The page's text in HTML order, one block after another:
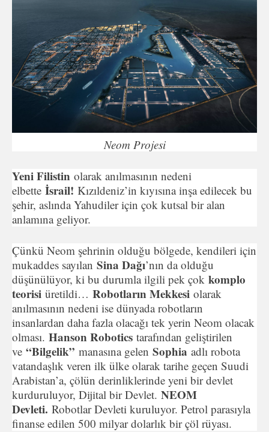
Neom Projesi
Yeni Filistin olarak anılmasının nedeni
elbette İsrail! Kızıldeniz’in kıyısına inşa edilecek bu
şehir, aslında Yahudiler için çok kutsal bir alan
anlamına geliyor.
Çünkü Neom şehrinin olduğu bölgede, kendileri için
mukaddes sayılan Sina Dağı’nın da olduğu
düşünülüyor, ki bu durumla ilgili pek çok komplo
teorisi üretildi… Robotların Mekkesi olarak
anılmasının nedeni ise dünyada robotların
insanlardan daha fazla olacağı tek yerin Neom olacak
olması. Hanson Robotics tarafından geliştirilen
ve “Bilgelik” manasına gelen Sophia adlı robota
vatandaşlık veren ilk ülke olarak tarihe geçen Suudi
Arabistan’a, çölün derinliklerinde yeni bir devlet
kurduruluyor, Dijital bir Devlet. NEOM
Devleti. Robotlar Devleti kuruluyor. Petrol parasıyla
finanse edilen 500 milyar dolarlık bir çöl rüyası.